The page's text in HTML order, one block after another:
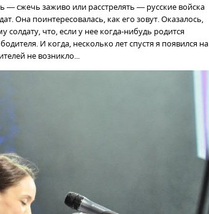
— сжечь заживо или расстрелять — русские войска
Она поинтересовалась, как его зовут. Оказалось,
что, если у нее когда-нибудь родится
И когда, несколько лет спустя я появился на
не возникло...